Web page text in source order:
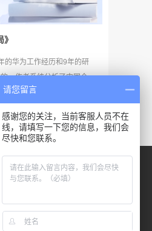
华为工作经历和9年的研
。作者系统分析了中国企
18号
请联系我们
请您留言
感谢您的关注，当前客服人员不在
线，请填写一下您的信息，我们会
尽快和您联系。